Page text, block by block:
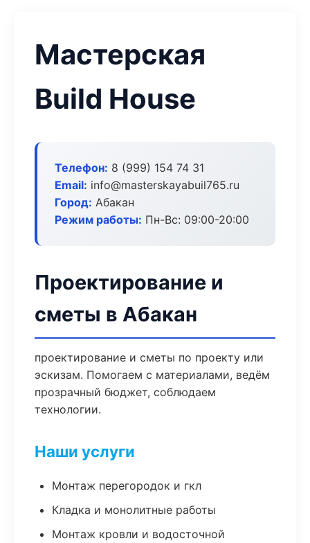
Мастерская
Build House
Телефон: 8 (999) 154 74 31
Email: info@masterskayabuil765.ru
Город: Абакан
Режим работы: Пн-Вс: 09:00-20:00
Проектирование и
сметы в Абакан
проектирование и сметы по проекту или
эскизам. Помогаем с материалами, ведём
прозрачный бюджет, соблюдаем
технологии.
Наши услуги
Монтаж перегородок и гкл
Кладка и монолитные работы
Монтаж кровли и водосточной